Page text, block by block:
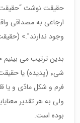
حقیقت نوشت “حقیقت
ارجاعی به مصداقی
وجود ندارند”.»
بدین ترتیب می
شیء (پدیده) یا
فرم و شکل مادّی و یا
ولی به هر تقدیر
بوده است.